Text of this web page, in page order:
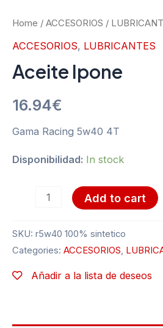
Home / ACCESORIOS /
ACCESORIOS, LUBRICANTES
Aceite Ipone
16.94€
Gama Racing 5w40 4T
Disponibilidad: In stock
Aceite
Ipone
Add to cart
SKU: r5w40 100% sintetico
Categories: ACCESORIOS,
Añadir a la lista de deseos